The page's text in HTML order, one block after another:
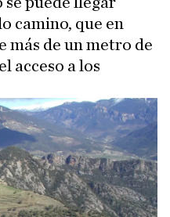
camino, que en
más de un metro de
acceso a los